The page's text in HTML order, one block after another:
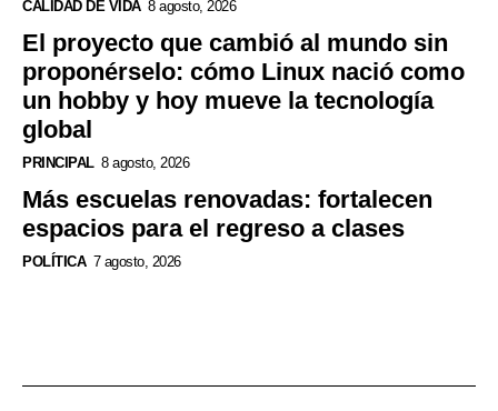
CALIDAD DE VIDA 8 agosto, 2026
El proyecto que cambió al mundo sin
proponérselo: cómo Linux nació como
un hobby y hoy mueve la tecnología
global
PRINCIPAL 8 agosto, 2026
Más escuelas renovadas: fortalecen
espacios para el regreso a clases
POLÍTICA 7 agosto, 2026